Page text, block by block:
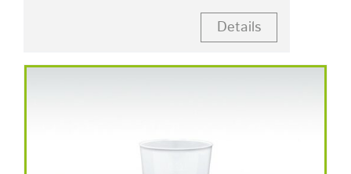
Details